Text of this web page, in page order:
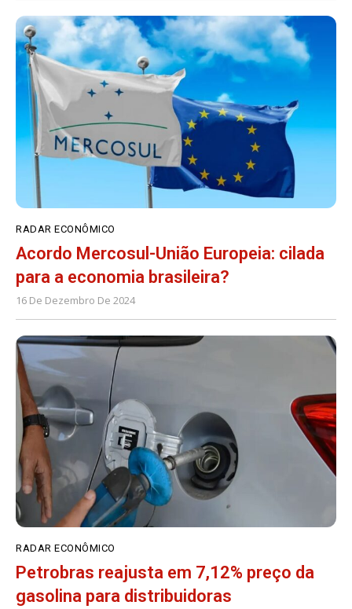
RADAR ECONÔMICO
Acordo Mercosul-União Europeia: cilada
para a economia brasileira?
16 De Dezembro De 2024
RADAR ECONÔMICO
Petrobras reajusta em 7,12% preço da
gasolina para distribuidoras